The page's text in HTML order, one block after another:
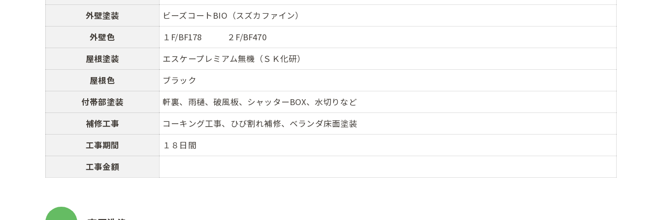
外壁塗装
ビーズコートBIO（スズカファイン）
外壁色
１F/BF178 ２F/BF470
屋根塗装
エスケープレミアム無機（ＳＫ化研）
屋根色
ブラック
付帯部塗装
軒裏、雨樋、破風板、シャッターBOX、水切りなど
補修工事
コーキング工事、ひび割れ補修、ベランダ床面塗装
工事期間
１８日間
工事金額